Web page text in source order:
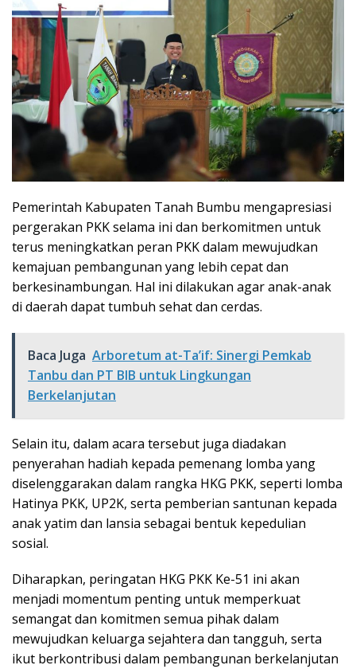
Pemerintah Kabupaten Tanah Bumbu mengapresiasi
pergerakan PKK selama ini dan berkomitmen untuk
terus meningkatkan peran PKK dalam mewujudkan
kemajuan pembangunan yang lebih cepat dan
berkesinambungan. Hal ini dilakukan agar anak-anak
di daerah dapat tumbuh sehat dan cerdas.
Baca Juga Arboretum at-Ta’if: Sinergi Pemkab
Tanbu dan PT BIB untuk Lingkungan
Berkelanjutan
Selain itu, dalam acara tersebut juga diadakan
penyerahan hadiah kepada pemenang lomba yang
diselenggarakan dalam rangka HKG PKK, seperti lomba
Hatinya PKK, UP2K, serta pemberian santunan kepada
anak yatim dan lansia sebagai bentuk kepedulian
sosial.
Diharapkan, peringatan HKG PKK Ke-51 ini akan
menjadi momentum penting untuk memperkuat
semangat dan komitmen semua pihak dalam
mewujudkan keluarga sejahtera dan tangguh, serta
ikut berkontribusi dalam pembangunan berkelanjutan